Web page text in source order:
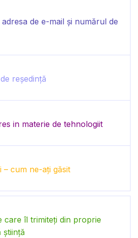
de e-mail și numărul de
reședință
in materie de tehnologiit
– cum ne-ați găsit
care îl trimiteți din proprie
știință